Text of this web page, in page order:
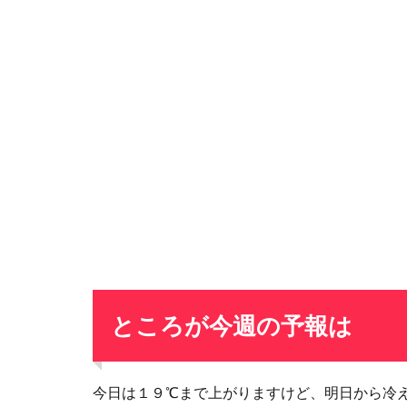
ところが今週の予報は
今日は１９℃まで上がりますけど、明日から冷